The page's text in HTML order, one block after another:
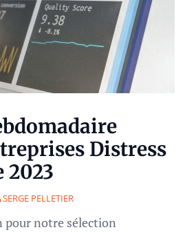
Distress
2023
SERGE PELLETIER
pour notre sélection